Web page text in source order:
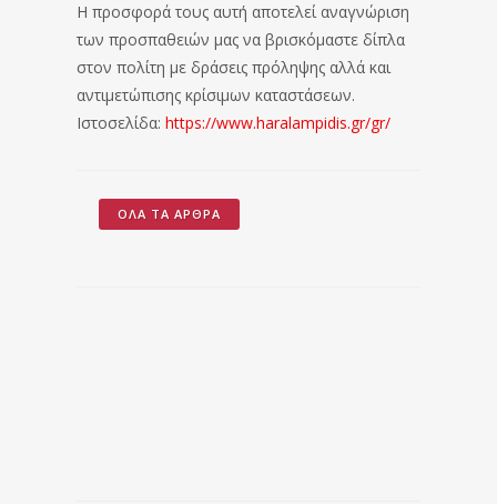
Η προσφορά τους αυτή αποτελεί αναγνώριση
των προσπαθειών μας να βρισκόμαστε δίπλα
στον πολίτη με δράσεις πρόληψης αλλά και
αντιμετώπισης κρίσιμων καταστάσεων.
Ιστοσελίδα: https://www.haralampidis.gr/gr/
ΌΛΑ ΤΑ ΆΡΘΡΑ